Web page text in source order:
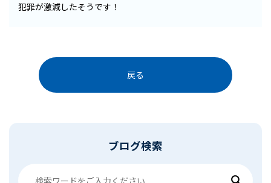
犯罪が激減したそうです！
戻る
ブログ検索